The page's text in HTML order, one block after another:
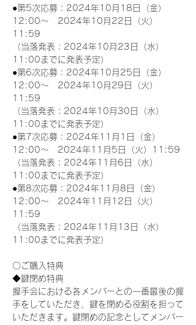
●第5次応募：2024年10月18日（金）
12:00～　2024年10月22日（火）
11:59
（当落発表：2024年10月23日（水）
11:00までに発表予定）
●第6次応募：2024年10月25日（金）
12:00～　2024年10月29日（火）
11:59
（当落発表：2024年10月30日（水）
11:00までに発表予定）
●第7次応募：2024年11月1日（金）
12:00～　2024年11月5日（火）11:59
（当落発表：2024年11月6日（水）
11:00までに発表予定）
●第8次応募：2024年11月8日（金）
12:00～　2024年11月12日（火）
11:59
（当落発表：2024年11月13日（水）
11:00までに発表予定）
〇ご購入特典
◆鍵閉め特典
握手会における各メンバーとの一番最後の握
手をしていただき、鍵を閉める役割を担って
いただきます。鍵閉めの記念としてメンバー